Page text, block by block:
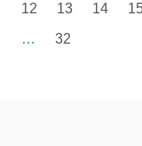
12
13 14
…
32